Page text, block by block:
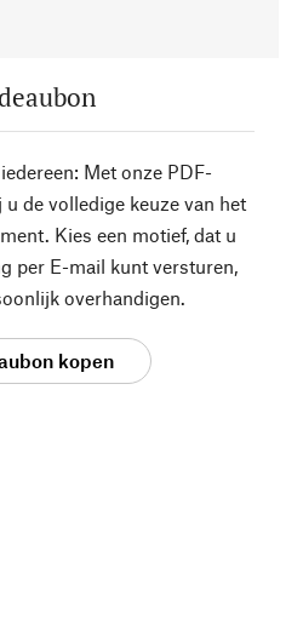
Met onze PDF-
de volledige keuze van het
Kies een motief, dat u
per E-mail kunt versturen,
overhandigen.
kopen